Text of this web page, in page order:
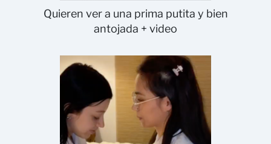
Quieren ver a una prima putita y bien
antojada + video